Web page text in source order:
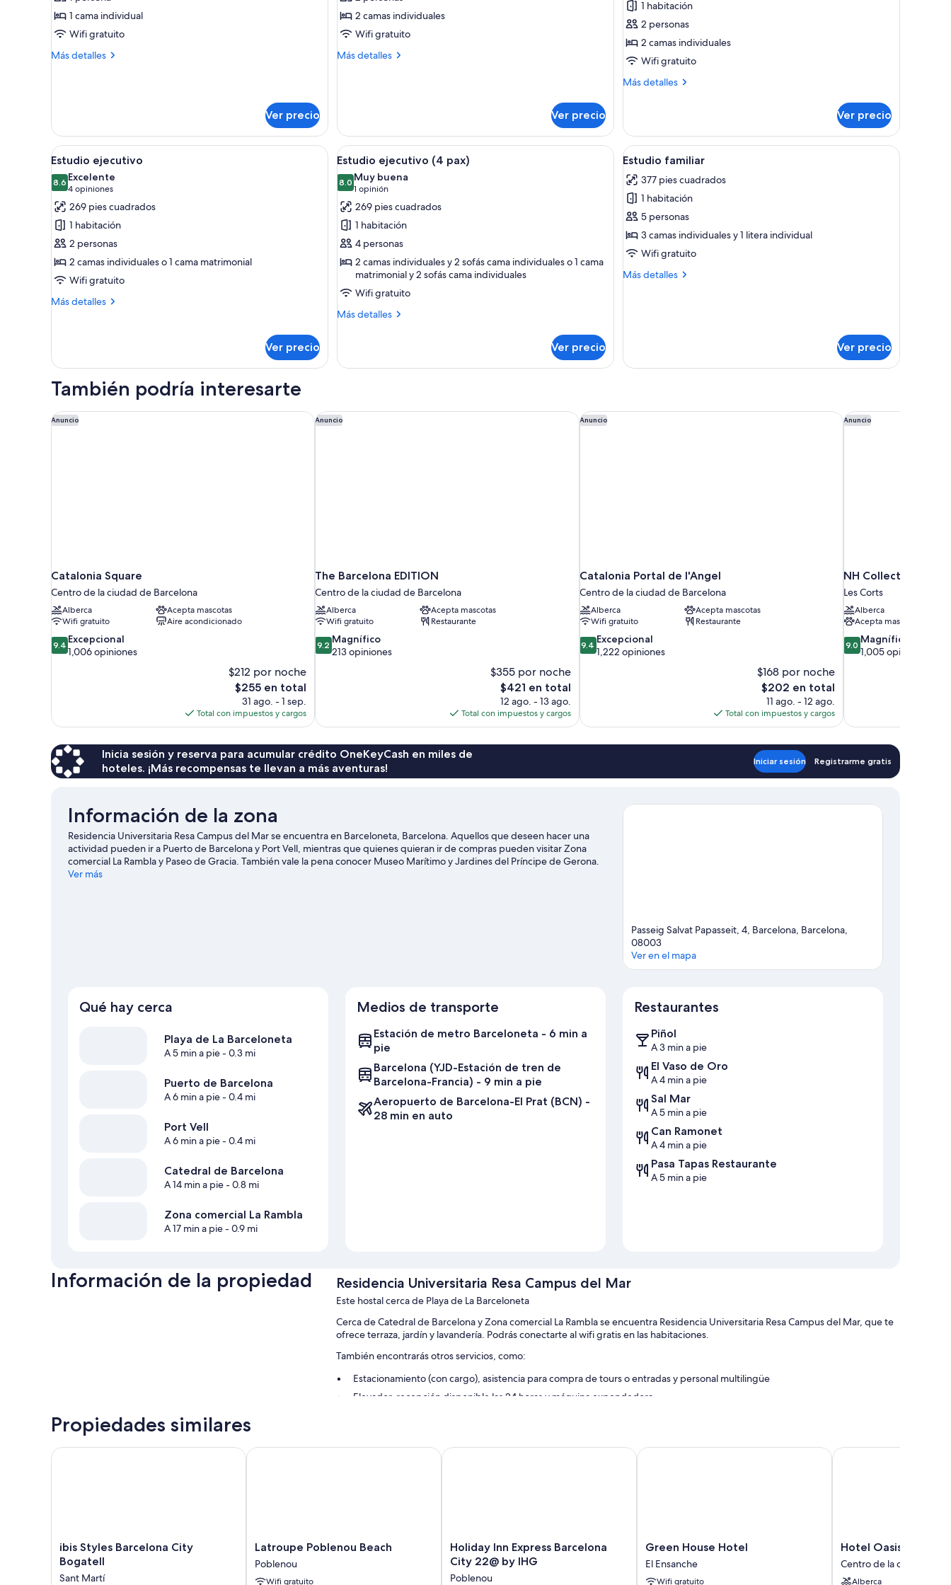
Estudio
1 cama individual
Wifi gratuito
Más detalles
Más
Ver precio
Habitación
básica
2
2 camas individuales
Wifi gratuito
Más detalles
Más
2
camas
individuales
Ver precio
Estudio
Confort
1 habitación
2 personas
2 camas individuales
Wifi gratuito
Más detalles
Más
Confort
Ver precio
Abrir
todas
las
fotos
de
Estudio
ejecutivo
Una habitación moderna con dos sillones grises, una mesita auxiliar blanca y un cuadro grande con un paisaje urbano en la pared.
7
Estudio ejecutivo
8.68.6 de 10
Excelente
4 opiniones
(4
opiniones)
269 pies cuadrados
1 habitación
2 personas
2 camas individuales o 1 cama matrimonial
Wifi gratuito
Más detalles
Más
Ver precio
Abrir
todas
las
fotos
de
Estudio
ejecutivo
(4
pax)
Una habitación moderna y minimalista con un escritorio blanco, dos taburetes de madera, una silla negra, un
5
Estudio ejecutivo (4 pax)
8.08.0 de 10
Muy buena
1 opinión
(1
opinión)
269 pies cuadrados
1 habitación
4 personas
2 camas individuales y 2 sofás cama individuales o 1 cama
matrimonial y 2 sofás cama individuales
Wifi gratuito
Más detalles
Más
ejecutivo
Ver precio
Abrir
todas
las
fotos
de
Estudio
familiar
Un dormitorio con cama, mesita de noche,
11
Estudio familiar
377 pies cuadrados
1 habitación
5 personas
3 camas individuales y 1 litera individual
Wifi gratuito
Más detalles
Más
Ver precio
También podría interesarte
Anuncio
Catalonia Square
Centro de la ciudad de Barcelona
Alberca
Acepta mascotas
Wifi gratuito
Aire acondicionado
9.4
de
9.4 Excepcional
1,006 opiniones
$212 por noche
El
precio
actual
es
$255
$255 en total
31 ago. - 1 sep.
Total con impuestos y cargos
Catalonia Square Anuncio
The Barcelona EDITION
Centro de la ciudad de Barcelona
Alberca
Acepta mascotas
Wifi gratuito
Restaurante
9.2
de
9.2 Magnífico
213 opiniones
$355 por noche
El
precio
actual
es
$421 en total
12 ago. - 13 ago.
Total con impuestos y cargos
The Barcelona EDITION Anuncio
Catalonia Portal de l'Angel
Centro de la ciudad de Barcelona
Alberca
Acepta mascotas
Wifi gratuito
Restaurante
9.4
de
9.4 Excepcional
1,222 opiniones
$168 por noche
El
precio
actual
es
$202
$202 en total
11 ago. - 12 ago.
Total con impuestos y cargos
Catalonia Portal de l'Angel Anuncio
NH Collection
Les Corts
Alberca
Acepta mascotas
9.0
de
9.0 Magnífico
1,005 opiniones
NH Collection
Inicia sesión y reserva para acumular crédito OneKeyCash en miles de
hoteles. ¡Más recompensas te llevan a más aventuras!
Iniciar sesión Registrarme gratis
Información de la zona
Residencia Universitaria Resa Campus del Mar se encuentra en Barceloneta, Barcelona. Aquellos que deseen hacer una
actividad pueden ir a Puerto de Barcelona y Port Vell, mientras que quienes quieran ir de compras pueden visitar Zona
comercial La Rambla y Paseo de Gracia. También vale la pena conocer Museo Marítimo y Jardines del Príncipe de Gerona.
Visita nuestra guía de Barcelona
Ver más
Passeig Salvat Papasseit, 4, Barcelona, Barcelona,
08003
Ver en el mapa
Qué hay cerca
Playa de La Barceloneta
A 5 min a pie- 0.3 mi
Puerto de Barcelona
A 6 min a pie- 0.4 mi
Port Vell
A 6 min a pie- 0.4 mi
Catedral de Barcelona
A 14 min a pie- 0.8 mi
Zona comercial La Rambla
A 17 min a pie- 0.9 mi
Medios de transporte
Estación de metro Barceloneta - 6 min a
pie
Barcelona (YJD-Estación de tren de
Barcelona-Francia) - 9 min a pie
Aeropuerto de Barcelona-El Prat (BCN) -
28 min en auto
Restaurantes
Piñol
A 3 min a pie
El Vaso de Oro
A 4 min a pie
Sal Mar
A 5 min a pie
Can Ramonet
A 4 min a pie
Pasa Tapas Restaurante
A 5 min a pie
Información de la propiedad Residencia Universitaria Resa Campus del Mar
Este hostal cerca de Playa de La Barceloneta
Cerca de Catedral de Barcelona y Zona comercial La Rambla se encuentra Residencia Universitaria Resa Campus del Mar, que te
ofrece terraza, jardín y lavandería. Podrás conectarte al wifi gratis en las habitaciones.
También encontrarás otros servicios, como:
Estacionamiento (con cargo), asistencia para compra de tours o entradas y personal multilingüe
Elevador, recepción disponible las 24 horas y máquina expendedora
Propiedades similares
ibis
Styles
Barcelona
ibis Styles Barcelona City
Bogatell
Sant Martí
ibis Styles Barcelona City Bogatell
Latroupe
Poblenou
Beach
Latroupe Poblenou Beach
Poblenou
Wifi gratuito
Latroupe Poblenou Beach
Holiday
Inn
Express
Holiday Inn Express Barcelona
City 22@ by IHG
Poblenou
Holiday Inn Express Barcelona City 22@ by IHG
Green
House
Hotel
Green House Hotel
El Ensanche
Wifi gratuito
Green House Hotel
Hotel
Oasis
Centro
Hotel Oasis
Centro de la ciudad de
Alberca
Hotel Oasis